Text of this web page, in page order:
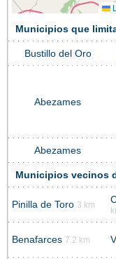
Municipios que
Bustillo del Oro
Abezames
Abezames
Municipios vecinos
Pinilla de Toro 3 km
Benafarces 7.2 km